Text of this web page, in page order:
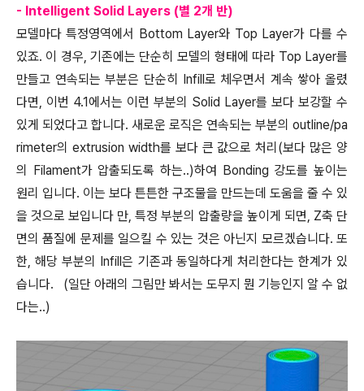
- Intelligent Solid Layers (별 2개 반)
모델마다 특정영역에서 Bottom Layer와 Top Layer가 다를 수
있죠. 이 경우, 기존에는 단순히 모델의 형태에 따라 Top Layer를
만들고 연속되는 부분은 단순히 Infill로 체우면서 계속 쌓아 올렸
다면, 이번 4.1에서는 이런 부분의 Solid Layer를 보다 보강할 수
있게 되었다고 합니다. 새로운 로직은 연속되는 부분의 outline/pa
rimeter의 extrusion width를 보다 큰 값으로 처리(보다 많은 양
의 Filament가 압출되도록 하는..)하여 Bonding 강도를 높이는
원리 입니다. 이는 보다 튼튼한 구조물을 만드는데 도움을 줄 수 있
을 것으로 보입니다 만, 특정 부분의 압출량을 높이게 되면, Z축 단
면의 품질에 문제를 일으킬 수 있는 것은 아닌지 모르겠습니다. 또
한, 해당 부분의 Infill은 기존과 동일하다게 처리한다는 한계가 있
습니다. (일단 아래의 그림만 봐서는 도무지 뭔 기능인지 알 수 없
다는..)